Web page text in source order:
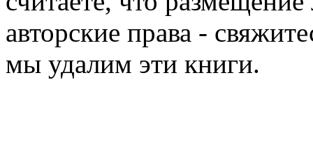
авторские права -
мы удалим эти книги.